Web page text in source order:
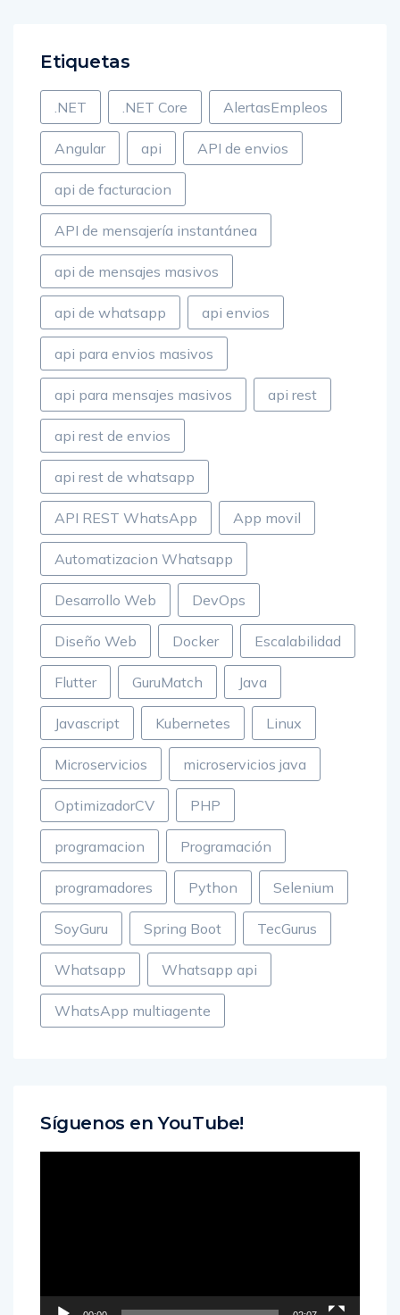
.NET .NET Core AlertasEmpleos
Angular api API de envios
api de facturacion
API de mensajería instantánea
api de mensajes masivos
api de whatsapp api envios
api para envios masivos
api para mensajes masivos api rest
api rest de envios
api rest de whatsapp
API REST WhatsApp App movil
Automatizacion Whatsapp
Desarrollo Web DevOps
Diseño Web Docker Escalabilidad
Flutter GuruMatch Java
Javascript Kubernetes Linux
Microservicios microservicios java
OptimizadorCV PHP
programacion Programación
programadores Python Selenium
SoyGuru Spring Boot TecGurus
Whatsapp Whatsapp api
WhatsApp multiagente
00:00 02:07